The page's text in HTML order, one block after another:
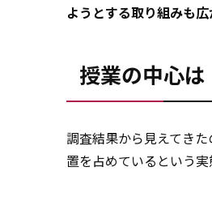
ようとする取り組みも
授業の中心は
調査結果から見えてき
置を占めているという実